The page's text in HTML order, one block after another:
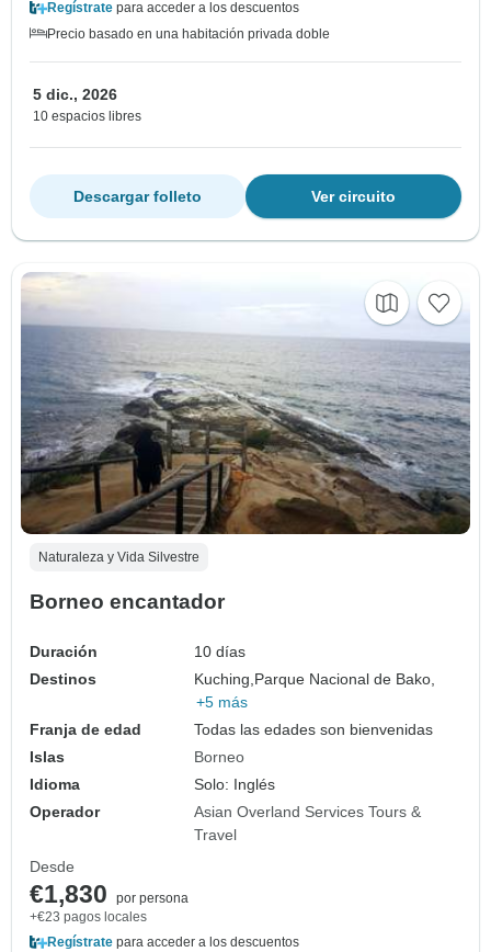
Regístrate para acceder a los descuentos
Precio basado en una habitación privada doble
5 dic., 2026
10 espacios libres
Ver circuito
Descargar folleto
Naturaleza y Vida Silvestre
Borneo encantador
Duración
10 días
Destinos
Kuching,Parque Nacional de Bako,
+5 más
Franja de edad
Todas las edades son bienvenidas
Islas
Borneo
Idioma
Solo: Inglés
Operador
Asian Overland Services Tours &
Travel
Desde
€1,830
por persona
+€23 pagos locales
Regístrate para acceder a los descuentos